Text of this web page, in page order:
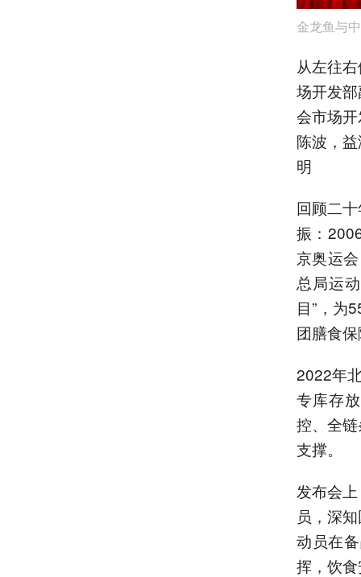
金龙鱼与
从左往
场开发
会市场
陈波，
明
回顾二
振：
京奥运
总局运
目”，为
团膳食
2022年
专库存
控、全
支撑。
发布会
员，深
动员在
挥，饮